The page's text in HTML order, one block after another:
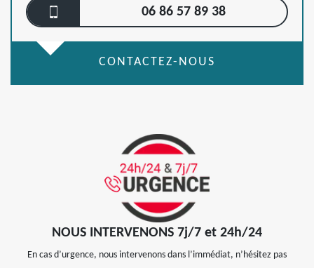
06 86 57 89 38
CONTACTEZ-NOUS
NOUS INTERVENONS 7j/7 et 24h/24
En cas d’urgence, nous intervenons dans l’immédiat, n’hésitez pas